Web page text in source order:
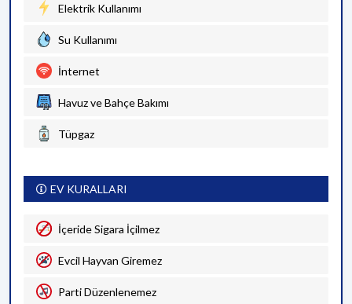
Elektrik Kullanımı
Su Kullanımı
İnternet
Havuz ve Bahçe Bakımı
Tüpgaz
EV KURALLARI
İçeride Sigara İçilmez
Evcil Hayvan Giremez
Parti Düzenlenemez